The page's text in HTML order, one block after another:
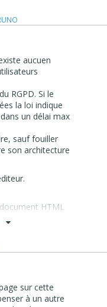
en dehors de
des conditions
sont
dans vos
➝).
l'EEE, les
à jour ont déjà
de nos
conseil aux
un contrat.
de l'UE
de
Analytics
de
La politique de
responsabilités
vos sites et de
l'EEE,
aucuen
RGPD. Si le
la loi indique
un délai max
sauf fouiller
son architecture
HTML
à
conditions
(
!!!!
sur cette
à un autre